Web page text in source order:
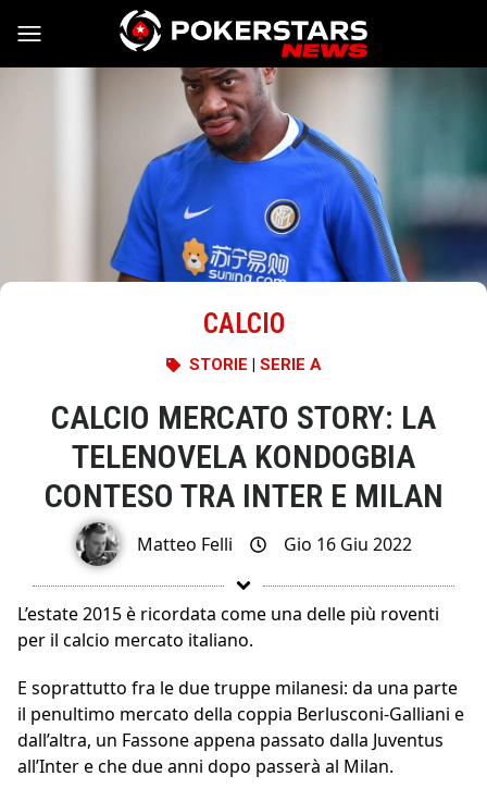
Vai al contenuto
CALCIO
STORIE | SERIE A
CALCIO MERCATO STORY: LA
TELENOVELA KONDOGBIA
CONTESO TRA INTER E MILAN
Matteo Felli Gio 16 Giu 2022
L’estate 2015 è ricordata come una delle più roventi
per il calcio mercato italiano.
E soprattutto fra le due truppe milanesi: da una parte
il penultimo mercato della coppia Berlusconi-Galliani e
dall’altra, un Fassone appena passato dalla Juventus
all’Inter e che due anni dopo passerà al Milan.